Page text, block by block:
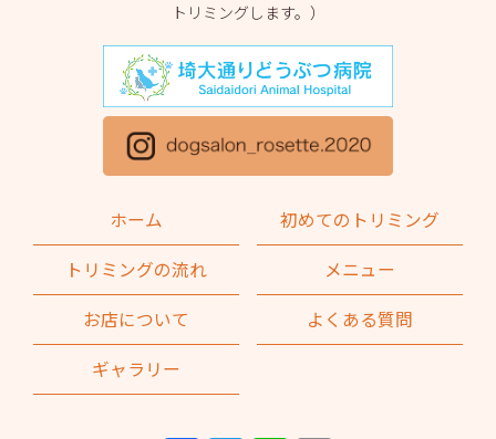
2025年2月(4)
2025年1月(1)
2024年12月(1)
2024年10月(2)
2024年9月
トリミングします。）
ホーム
初めてのトリミング
トリミングの流れ
メニュー
お店について
よくある質問
ギャラリー